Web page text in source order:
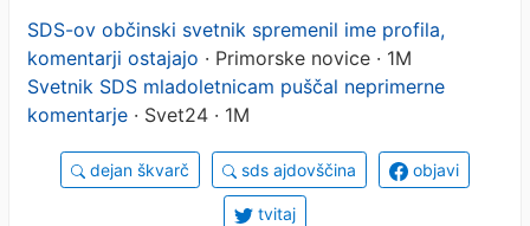
SDS-ov občinski svetnik spremenil ime profila,
komentarji ostajajo · Primorske novice · 1M
Svetnik SDS mladoletnicam puščal neprimerne
komentarje · Svet24 · 1M
dejan škvarč sds ajdovščina objavi
tvitaj